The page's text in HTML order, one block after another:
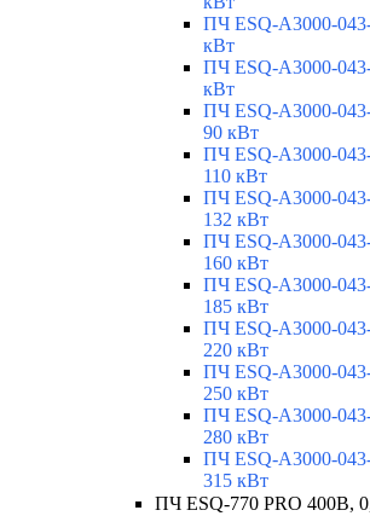
ПЧ ESQ-A3000-
кВт
ПЧ ESQ-A3000-
кВт
ПЧ ESQ-A3000-
90 кВт
ПЧ ESQ-A3000-
110 кВт
ПЧ ESQ-A3000-
132 кВт
ПЧ ESQ-A3000-
160 кВт
ПЧ ESQ-A3000-
185 кВт
ПЧ ESQ-A3000-
220 кВт
ПЧ ESQ-A3000-
250 кВт
ПЧ ESQ-A3000-
280 кВт
ПЧ ESQ-A3000-
315 кВт
ПЧ ESQ-770 PRO 400В,